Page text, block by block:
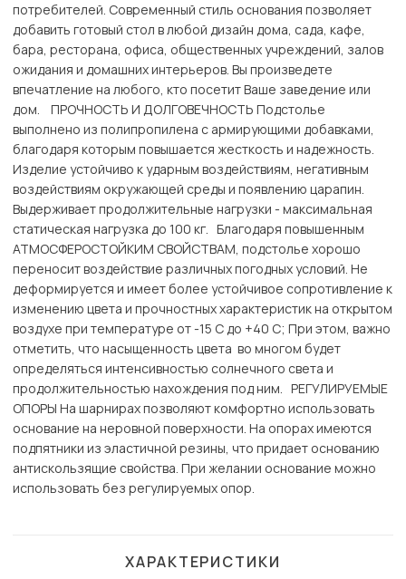
потребителей. Современный стиль основания позволяет
добавить готовый стол в любой дизайн дома, сада, кафе,
бара, ресторана, офиса, общественных учреждений, залов
ожидания и домашних интерьеров. Вы произведете
впечатление на любого, кто посетит Ваше заведение или
дом. ПРОЧНОСТЬ И ДОЛГОВЕЧНОСТЬ Подстолье
выполнено из полипропилена с армирующими добавками,
благодаря которым повышается жесткость и надежность.
Изделие устойчиво к ударным воздействиям, негативным
воздействиям окружающей среды и появлению царапин.
Выдерживает продолжительные нагрузки - максимальная
статическая нагрузка до 100 кг. Благодаря повышенным
АТМОСФЕРОСТОЙКИМ СВОЙСТВАМ, подстолье хорошо
переносит воздействие различных погодных условий. Не
деформируется и имеет более устойчивое сопротивление к
изменению цвета и прочностных характеристик на открытом
воздухе при температуре от -15 С до +40 С; При этом, важно
отметить, что насыщенность цвета во многом будет
определяться интенсивностью солнечного света и
продолжительностью нахождения под ним. РЕГУЛИРУЕМЫЕ
ОПОРЫ На шарнирах позволяют комфортно использовать
основание на неровной поверхности. На опорах имеются
подпятники из эластичной резины, что придает основанию
антискользящие свойства. При желании основание можно
использовать без регулируемых опор.
ХАРАКТЕРИСТИКИ